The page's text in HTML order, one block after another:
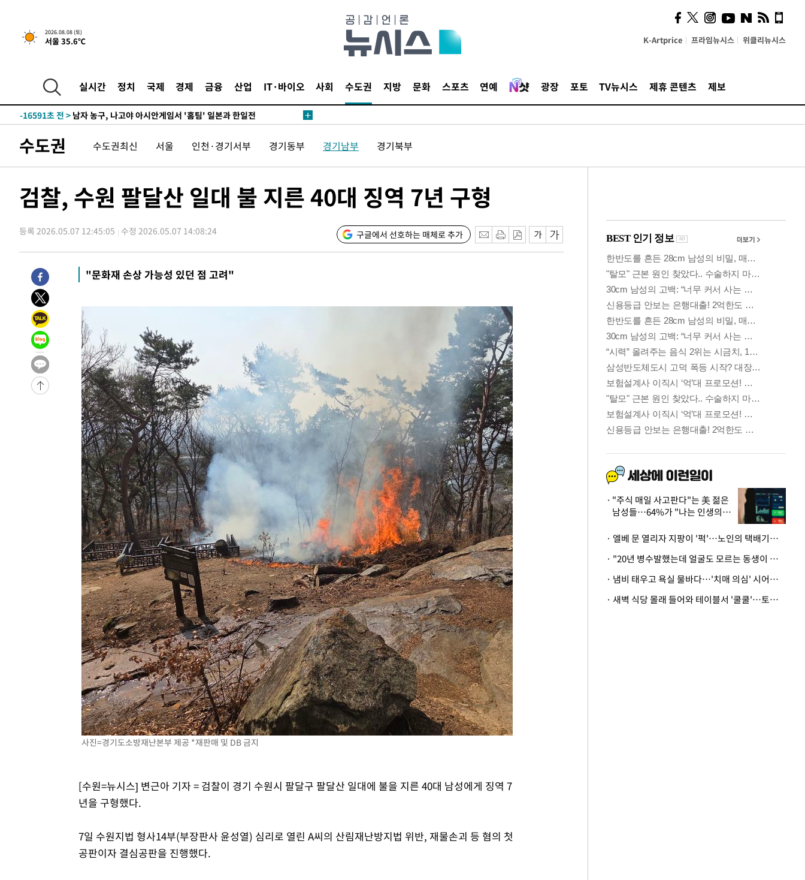
2026.08.08 (토)
서울 35.6℃ K-Artprice 프라임뉴시스 위클리뉴시스
실시간 정치 국제 경제 금융 산업 IT·바이오 사회 수도권 지방 문화 스포츠 연예 광장 포토 TV뉴시스 제휴 콘텐츠 제보
-31295초 전 >온열질환 사망자 3명 늘어…누적 환자 3000명 돌파
-25240초 전 >강릉에 시간당 81.4㎜ 물폭탄…도로 잠기고 담벼락 붕괴
-19057초 전 >
선재도서 해루질 나섰다 실종 60대, 닷새 만에 숨진 채 발견
-16591초 전 >
-15967초 전 > 여수 오동도 해상서 모터보트 전복…1명 사망·1명 실종
주 날씨]
-9212초 전 > 축구협회 "압수수색·성접대 논란 사과…쇄신의 기회로 삼겠다"
-7729초 전 >[속보]'압수수색·성접대 논란' 축구협회 "실망과 걱정 안겨드려 죄
2시간 전 >[속보]뉴욕증시 상승 마감…S&P 0.6% 나스닥 1.3%↑
-25240초 전 >강릉에 시간당 81.4㎜ 물폭탄…도로 잠기고 담벼락 붕괴
-21347초 전 >백운산서 80년근 천종산삼 9뿌리 발견…감정가 1.3억원
-19057초 전 >
선재도서 해루질 나섰다 실종 60대, 닷새 만에 숨진 채 발견
-16591초 전 >
남자 농구, 나고야 아시안게임서 '홈팀' 일본과 한일전
-15967초 전 >
-12194초 전 >
극한폭염 한풀 꺾이지만…'낮 최고 35도' 무더위, 열대야 계속[다음
주 날씨]
-9212초 전 >
축구협회 "압수수색·성접대 논란 사과…쇄신의 기회로 삼겠다"
-7729초 전 >
[속보]'압수수색·성접대 논란' 축구협회 "실망과 걱정 안겨드려 죄
송"
1시간 전 >
'최고 37도' 폭염 지속…강원동해안 최대 150㎜ 비
2시간 전 >
[속보]뉴욕증시 상승 마감…S&P 0.6% 나스닥 1.3%↑
수도권 수도권최신 서울 인천·경기서부 경기동부 경기남부 경기북부
검찰, 수원 팔달산 일대 불 지른 40대 징역 7년 구형
등록 2026.05.07 12:45:05 수정 2026.05.07 14:08:24 구글에서 선호하는 매체로 추가
"문화재 손상 가능성 있던 점 고려"
사진=경기도소방재난본부 제공 *재판매 및 DB 금지
[수원=뉴시스] 변근아 기자 = 검찰이 경기 수원시 팔달구 팔달산 일대에 불을 지른 40대 남성에게 징역 7
년을 구형했다.
7일 수원지법 형사14부(부장판사 윤성열) 심리로 열린 A씨의 산림재난방지법 위반, 재물손괴 등 혐의 첫
공판이자 결심공판을 진행했다.
사이 해답 찾았죠"…알을
깨고 나온 '초자아'
"주식 매일 사고판다"는 美 젊은
남성들…64%가 "나는 인생의
· 엘베 문 열리자 지팡이 '퍽'…노인의 택배기사 폭행 이유
· "20년 병수발했는데 얼굴도 모르는 동생이 유산 절반을"…배다른 형제 상속권 있을까
· 냄비 태우고 욕실 물바다…'치매 의심' 시어머니 검사 권유했다가 '날벼락'
· 새벽 식당 몰래 들어와 테이블서 '쿨쿨'…토사물 남기고 사라진 남성